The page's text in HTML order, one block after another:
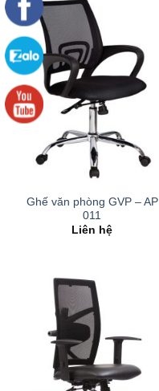
Ghế văn phòng GVP – AP
011
Liên hệ